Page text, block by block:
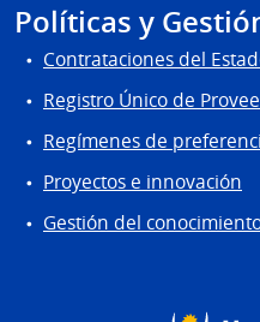
Políticas y
Contrataciones del
Registro Único de
Regímenes de
Proyectos e innovación
Gestión del